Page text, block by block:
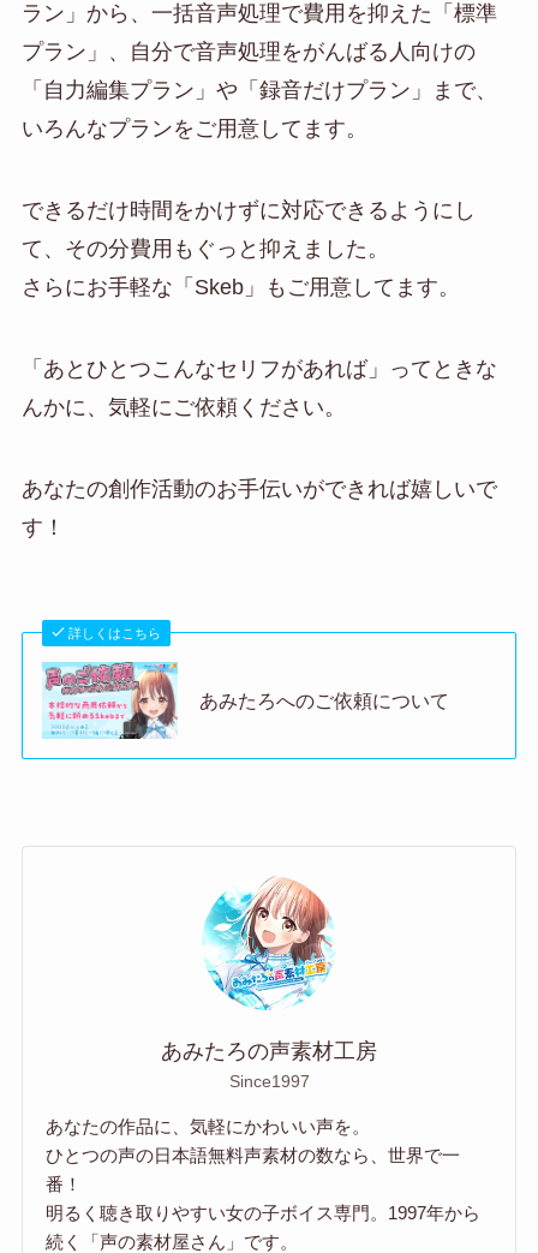
ラン」から、一括音声処理で費用を抑えた「標準
プラン」、自分で音声処理をがんばる人向けの
「自力編集プラン」や「録音だけプラン」まで、
いろんなプランをご用意してます。
できるだけ時間をかけずに対応できるようにし
て、その分費用もぐっと抑えました。
さらにお手軽な「Skeb」もご用意してます。
「あとひとつこんなセリフがあれば」ってときな
んかに、気軽にご依頼ください。
あなたの創作活動のお手伝いができれば嬉しいで
す！
詳しくはこちら
あみたろへのご依頼について
あみたろの声素材工房
Since1997
あなたの作品に、気軽にかわいい声を。
ひとつの声の日本語無料声素材の数なら、世界で一
番！
明るく聴き取りやすい女の子ボイス専門。1997年から
続く「声の素材屋さん」です。